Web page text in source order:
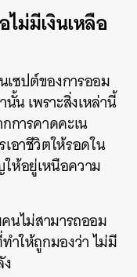
ไม่มีเงินเหลือ
เซปต์ของการออม
น เพราะสิ่งเหล่านี้
การคาดคะเน
อาชีวิตให้รอดใน
ห้อยู่เหนือความ
นไม่สามารถออม
ำให้ถูกมองว่า ไม่มี